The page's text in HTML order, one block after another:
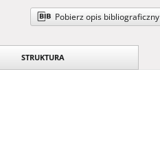
Pobierz opis bibliograficzny
STRUKTURA